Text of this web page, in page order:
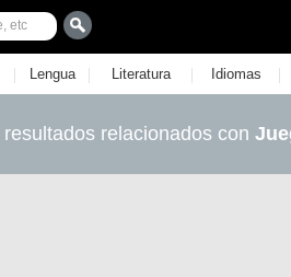
| Lengua | Literatura | Idiomas |
relacionados con